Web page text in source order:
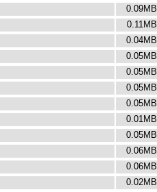
0.09MB
0.11MB
0.04MB
0.05MB
0.05MB
0.05MB
0.05MB
0.01MB
0.05MB
0.06MB
0.06MB
0.02MB